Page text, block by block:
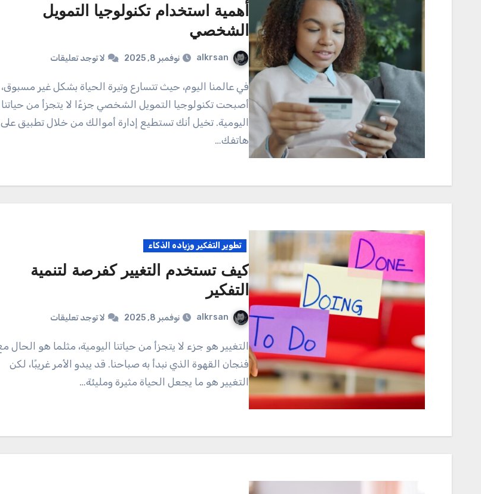
أهمية استخدام تكنولوجيا التمويل
الشخصي
alkrsan نوفمبر 8, 2025 لا توجد تعليقات
في عالمنا اليوم، حيث تتسارع وتيرة الحياة بشكل غير مسبوق،
أصبحت تكنولوجيا التمويل الشخصي جزءًا لا يتجزأ من حياتنا
اليومية. تخيل أنك تستطيع إدارة أموالك من خلال تطبيق على
هاتفك…
تطوير التفكير وزياده الذكاء
كيف تستخدم التغيير كفرصة لتنمية
التفكير
alkrsan نوفمبر 8, 2025 لا توجد تعليقات
فنجان القهوة الذي نبدأ به صباحنا. قد يبدو الأمر غريبًا، لكن
التغيير هو ما يجعل الحياة مثيرة ومليئة…